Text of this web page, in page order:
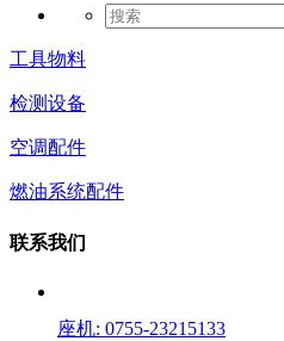
工具物料
检测设备
空调配件
燃油系统配件
联系我们
座机: 0755-23215133